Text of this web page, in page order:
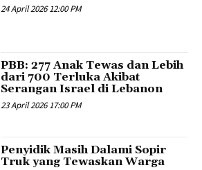
24 April 2026 12:00 PM
PBB: 277 Anak Tewas dan Lebih
dari 700 Terluka Akibat
Serangan Israel di Lebanon
23 April 2026 17:00 PM
Penyidik Masih Dalami Sopir
Truk yang Tewaskan Warga